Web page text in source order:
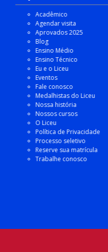
Acadêmico
Agendar visita
Aprovados 2025
Blog
Ensino Médio
Ensino Técnico
Eu e o Liceu
Eventos
Fale conosco
Medalhistas do Liceu
Nossa história
Nossos cursos
O Liceu
Política de Privacidade
Processo seletivo
Reserve sua matrícula
Trabalhe conosco